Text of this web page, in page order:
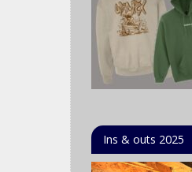
Ins & outs 2025